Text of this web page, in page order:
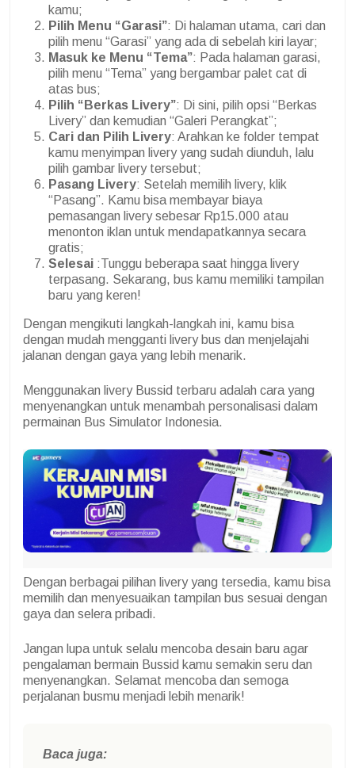
kamu;
Pilih Menu “Garasi”: Di halaman utama, cari dan
pilih menu “Garasi” yang ada di sebelah kiri layar;
Masuk ke Menu “Tema”: Pada halaman garasi,
pilih menu “Tema” yang bergambar palet cat di
atas bus;
Pilih “Berkas Livery”: Di sini, pilih opsi “Berkas
Livery” dan kemudian “Galeri Perangkat”;
Cari dan Pilih Livery: Arahkan ke folder tempat
kamu menyimpan livery yang sudah diunduh, lalu
pilih gambar livery tersebut;
Pasang Livery: Setelah memilih livery, klik
“Pasang”. Kamu bisa membayar biaya
pemasangan livery sebesar Rp15.000 atau
menonton iklan untuk mendapatkannya secara
gratis;
Selesai :Tunggu beberapa saat hingga livery
terpasang. Sekarang, bus kamu memiliki tampilan
baru yang keren!
Dengan mengikuti langkah-langkah ini, kamu bisa
dengan mudah mengganti livery bus dan menjelajahi
jalanan dengan gaya yang lebih menarik.
Menggunakan livery Bussid terbaru adalah cara yang
menyenangkan untuk menambah personalisasi dalam
permainan Bus Simulator Indonesia.
Dengan berbagai pilihan livery yang tersedia, kamu bisa
memilih dan menyesuaikan tampilan bus sesuai dengan
gaya dan selera pribadi.
Jangan lupa untuk selalu mencoba desain baru agar
pengalaman bermain Bussid kamu semakin seru dan
menyenangkan. Selamat mencoba dan semoga
perjalanan busmu menjadi lebih menarik!
Baca juga: